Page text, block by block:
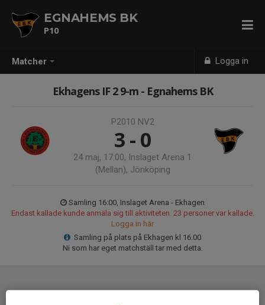
Matcher Logga in
EGNAHEMS BK
P10
Ekhagens IF 2 9-m - Egnahems BK
P2010 NV2
3 - 0
24 maj, 17:00, Inslaget Arena 1
(Mellan), Jönköping
Samling 16:00, Inslaget Arena - Ekhagen
Endast kallade kunde anmäla sig till aktiviteten. 23 personer var kallade.
Logga in här
Samling på plats på Ekhagen kl 16.00
Ni som har eget matchställ tar med detta.
Referat